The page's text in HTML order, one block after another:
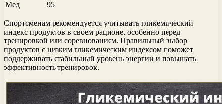
Мед
95
Спортсменам рекомендуется учитывать гликемический
индекс продуктов в своем рационе, особенно перед
тренировкой или соревнованием. Правильный выбор
продуктов с низким гликемическим индексом поможет
поддерживать стабильный уровень энергии и повышать
эффективность тренировок.